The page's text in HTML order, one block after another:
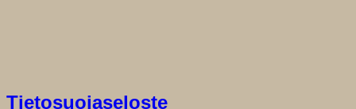
Tietosuojaseloste